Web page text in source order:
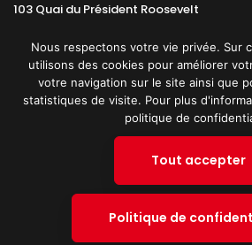
103 Quai du Président Roosevelt
CGU
© 2019 PATRICK SPICA PRODUCTIONS.
Nous respectons votre vie privée. Sur
utilisons des cookies pour améliorer
votre navigation sur le site ainsi que
statistiques de visite. Pour plus
politique de
Tout accepter
Politique de